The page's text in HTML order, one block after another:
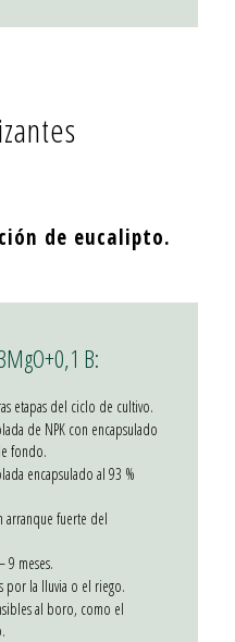
de eucalipto.
B:
etapas del ciclo de cultivo.
de NPK con encapsulado
fondo.
encapsulado al 93 %
fuerte del
9 meses.
por la lluvia o el riego.
al boro, como el